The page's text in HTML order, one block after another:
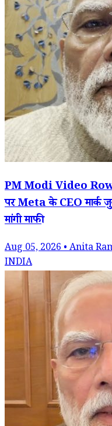
PM Modi Video Row:
पर Meta के CEO मार्क
मांगी माफी
Aug 05, 2026 • Anita
INDIA